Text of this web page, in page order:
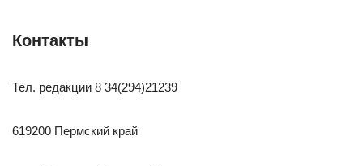
Контакты
Тел. редакции 8 34(294)21239
619200 Пермский край